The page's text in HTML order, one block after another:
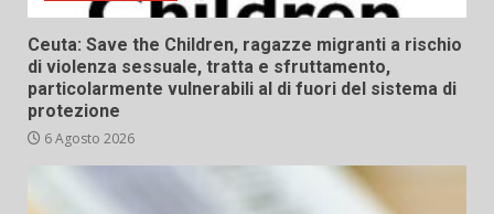
Ceuta: Save the Children, ragazze migranti a rischio
di violenza sessuale, tratta e sfruttamento,
particolarmente vulnerabili al di fuori del sistema di
protezione
6 Agosto 2026